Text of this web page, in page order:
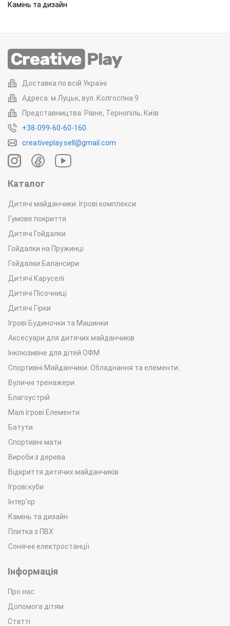
Камінь та дизайн
Доставка по всій Україні
Адреса: м.Луцьк, вул. Колгоспна 9
Представництва: Рівне, Тернопіль, Київ
+38-099-60-60-160
creativeplay.sell@gmail.com
Каталог
Дитячі майданчики. Ігрові комплекси
Гумове покриття
Дитячі Гойдалки
Гойдалки на Пружинці
Гойдалки Балансири
Дитячі Каруселі
Дитячі Пісочниці
Дитячі Гірки
Ігрові Будиночки та Машинки
Аксесуари для дитячих майданчиків
Інклюзивне для дітей ОФМ
Спортивні Майданчики. Обладнання та елементи.
Вуличні тренажери
Благоустрій
Малі Ігрові Елементи
Батути
Спортивні мати
Вироби з дерева
Відкриття дитячих майданчиків
Ігрові куби
Інтер'єр
Камінь та дизайн
Плитка з ПВХ
Сонячні електростанції
Інформація
Про нас
Допомога дітям
Статті